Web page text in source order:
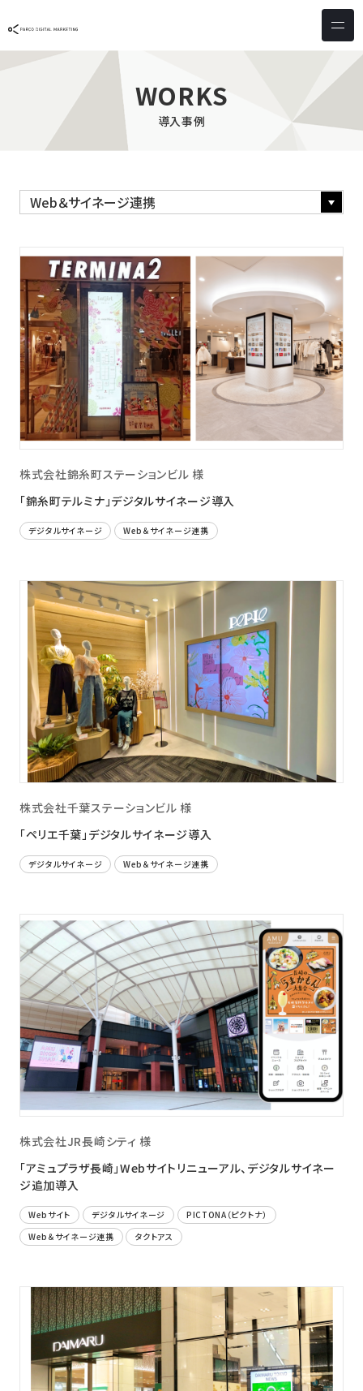
サービス & ソリューション
PICTONA
PDM XR
デジタルサイネージ
しふとん
ウェブアクセシビリティ
店頭
ショッピング
スキルアップ
導入事例
お客様の声
クライアント一覧
ニュース
採用情報
会社情報
コーポレートメッセージ
資料ダウンロード
WORKS
導入事例
株式会社錦糸町ステーションビル 様
「錦糸町テルミナ」デジタルサイネージ導入
デジタルサイネージ Web＆サイネージ連携
株式会社千葉ステーションビル 様
「ペリエ千葉」デジタルサイネージ導入
デジタルサイネージ Web＆サイネージ連携
株式会社JR長崎シティ 様
「アミュプラザ長崎」Webサイトリニューアル、デジタルサイネー
ジ追加導入
Webサイト デジタルサイネージ
PICTONA（ピクトナ）
Web＆サイネージ連携
タクトアス